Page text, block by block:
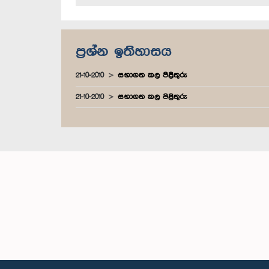
ප්‍රශ්න ඉතිහාසය
21-10-2010 සභාගත කල පිළිතුරු
21-10-2010 සභාගත කල පිළිතුරු